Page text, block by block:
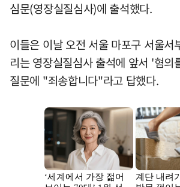
심문(영장실질심사)에 출석했다.
이들은 이날 오전 서울 마포구 서울서
리는 영장실질심사 출석에 앞서 '혐의
질문에 "죄송합니다"라고 답했다.